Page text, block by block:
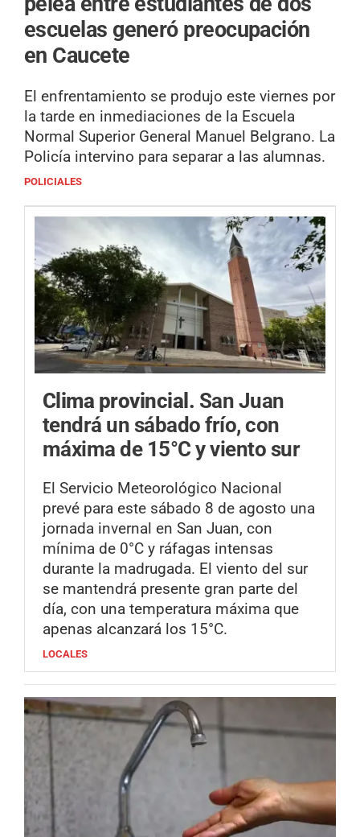
escuelas generó preocupación
en Caucete
El enfrentamiento se produjo este viernes por
la tarde en inmediaciones de la Escuela
Normal Superior General Manuel Belgrano. La
Policía intervino para separar a las alumnas.
POLICIALES
Clima provincial. San Juan
tendrá un sábado frío, con
máxima de 15°C y viento sur
El Servicio Meteorológico Nacional
prevé para este sábado 8 de agosto una
jornada invernal en San Juan, con
mínima de 0°C y ráfagas intensas
durante la madrugada. El viento del sur
se mantendrá presente gran parte del
día, con una temperatura máxima que
apenas alcanzará los 15°C.
LOCALES